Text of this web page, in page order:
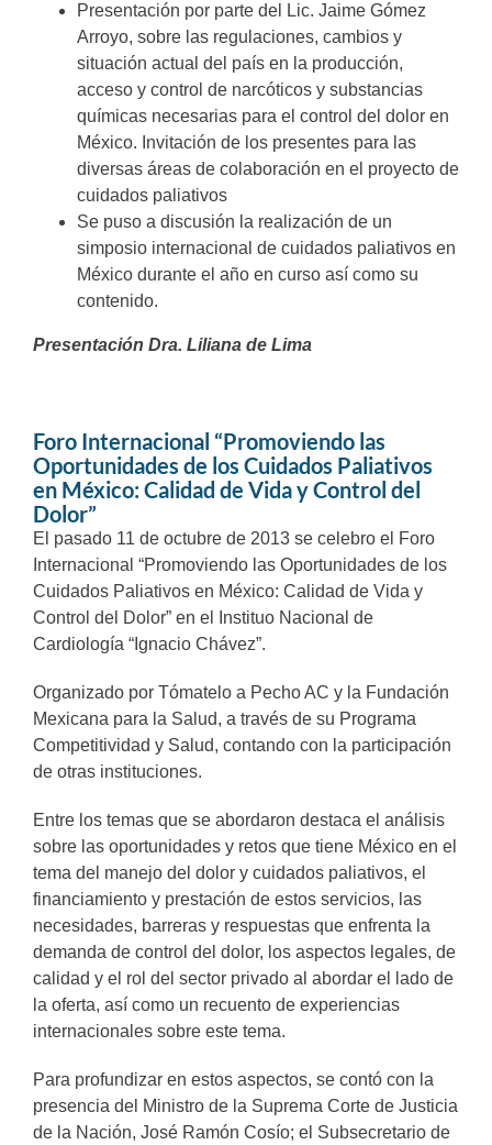
Presentación por parte del Lic. Jaime Gómez
Arroyo, sobre las regulaciones, cambios y
situación actual del país en la producción,
acceso y control de narcóticos y substancias
químicas necesarias para el control del dolor en
México. Invitación de los presentes para las
diversas áreas de colaboración en el proyecto de
cuidados paliativos
Se puso a discusión la realización de un
simposio internacional de cuidados paliativos en
México durante el año en curso así como su
contenido.
Presentación Dra. Liliana de Lima
Foro Internacional “Promoviendo las
Oportunidades de los Cuidados Paliativos
en México: Calidad de Vida y Control del
Dolor”
El pasado 11 de octubre de 2013 se celebro el Foro
Internacional “Promoviendo las Oportunidades de los
Cuidados Paliativos en México: Calidad de Vida y
Control del Dolor” en el Instituo Nacional de
Cardiología “Ignacio Chávez”.
Organizado por Tómatelo a Pecho AC y la Fundación
Mexicana para la Salud, a través de su Programa
Competitividad y Salud, contando con la participación
de otras instituciones.
Entre los temas que se abordaron destaca el análisis
sobre las oportunidades y retos que tiene México en el
tema del manejo del dolor y cuidados paliativos, el
financiamiento y prestación de estos servicios, las
necesidades, barreras y respuestas que enfrenta la
demanda de control del dolor, los aspectos legales, de
calidad y el rol del sector privado al abordar el lado de
la oferta, así como un recuento de experiencias
internacionales sobre este tema.
Para profundizar en estos aspectos, se contó con la
presencia del Ministro de la Suprema Corte de Justicia
de la Nación, José Ramón Cosío; el Subsecretario de